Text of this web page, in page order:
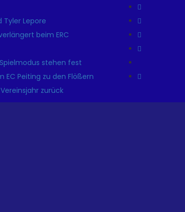
Tyler Lepore
beim ERC
stehen fest
EC Peiting zu den Flößern
zurück